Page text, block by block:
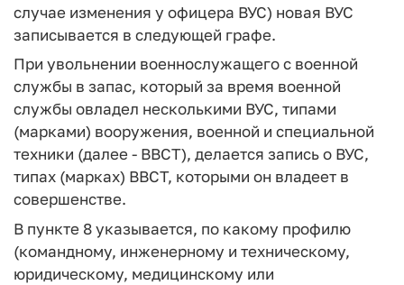
случае изменения у офицера ВУС) новая ВУС
записывается в следующей графе.
При увольнении военнослужащего с военной
службы в запас, который за время военной
службы овладел несколькими ВУС, типами
(марками) вооружения, военной и специальной
техники (далее - ВВСТ), делается запись о ВУС,
типах (марках) ВВСТ, которыми он владеет в
совершенстве.
В пункте 8 указывается, по какому профилю
(командному, инженерному и техническому,
юридическому, медицинскому или